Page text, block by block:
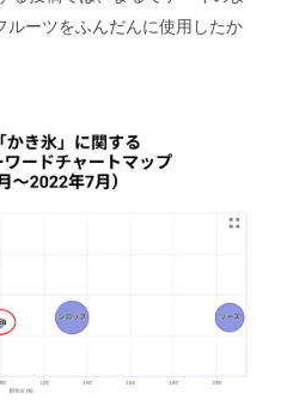
ルーツをふんだんに使用したか